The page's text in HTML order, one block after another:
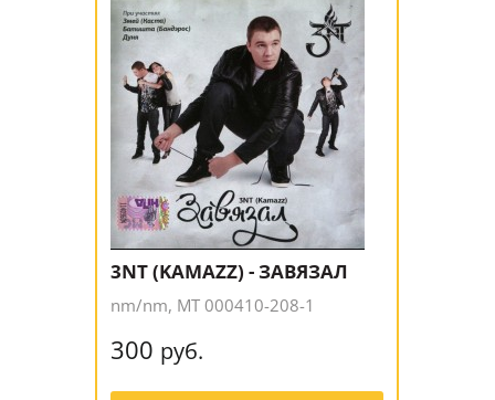
3NT (KAMAZZ) - ЗАВЯЗАЛ
nm/nm, MT 000410-208-1
300 руб.